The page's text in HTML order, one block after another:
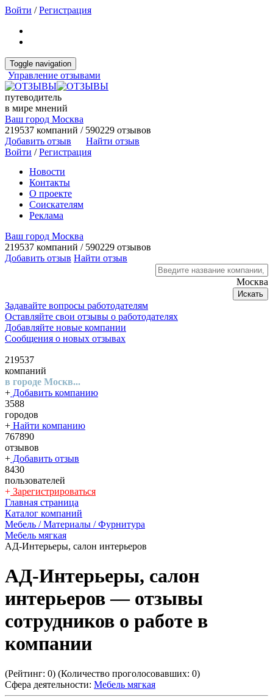
Войти /Регистрация
Toggle navigation
Управление отзывами
путеводитель
в мире мнений
Ваш город Москва
219537 компаний / 590229 отзывов
Добавить отзыв
Найти отзыв
Войти /Регистрация
Новости
Контакты
О проекте
Соискателям
Реклама
Ваш город Москва
219537 компаний / 590229 отзывов
Добавить отзыв Найти отзыв
Москва
Искать
Задавайте вопросы работодателям
Оставляйте свои отзывы о работодателях
Добавляйте новые компании
Сообщения о новых отзывах
219537
компаний
в городе Москв...
+ Добавить компанию
3588
городов
+ Найти компанию
767890
отзывов
+ Добавить отзыв
8430
пользователей
+ Зарегистрироваться
Главная страница
Каталог компаний
Мебель / Материалы / Фурнитура
Мебель мягкая
АД-Интерьеры, салон интерьеров
АД-Интерьеры, салон
интерьеров— отзывы
сотрудников о работе в
компании
(Рейтинг: 0) (Количество проголосовавших: 0)
Сфера деятельности: Мебель мягкая